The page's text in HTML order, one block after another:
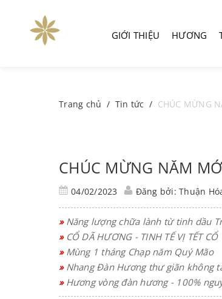
GIỚI THIỆU HƯƠNG
Trang chủ / Tin tức / CHÚC MỪNG
CHÚC MỪNG NĂM
04/02/2023 Đăng bởi: Thuận
»Năng lượng chữa lành từ tinh dầu
»CỔ DÃ HƯƠNG - TINH TẾ VỊ TẾT CỔ
»Mùng 1 tháng Chạp năm Quý Mão
»Nhang Đàn Hương thư giãn không
»Hương vòng đàn hương - 100%